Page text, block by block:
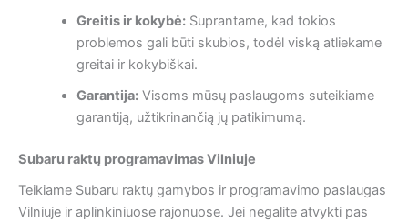
Greitis ir kokybė:Suprantame, kad tokios
problemos gali būti skubios, todėl viską atliekame
greitai ir kokybiškai.
Garantija:Visoms mūsų paslaugoms suteikiame
garantiją, užtikrinančią jų patikimumą.
Subaru raktų programavimas Vilniuje
Teikiame Subaru raktų gamybos ir programavimo paslaugas
Vilniuje ir aplinkiniuose rajonuose. Jei negalite atvykti pas